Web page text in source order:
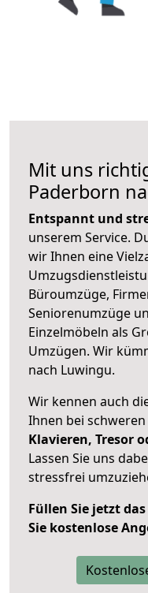
Mit uns
Paderborn
Entspannt und
unserem Service.
wir Ihnen eine
Büroumzüge,
Seniorenumzüge
Einzelmöbeln als
Umzügen. Wir
nach Luwingu.
Wir kennen auch
Ihnen bei
Klavieren, Tresor
Lassen Sie uns
stressfrei
Füllen Sie jetzt
Sie kostenlose